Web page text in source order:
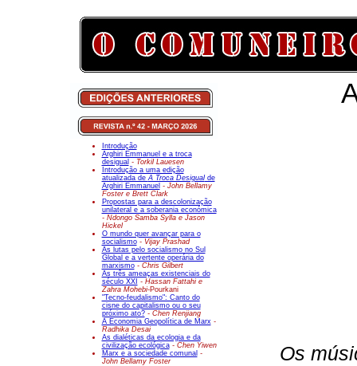
Introdução
Arghiri Emmanuel e a troca
desigual - Torkil Lauesen
Introdução a uma edição
atualizada deA Troca Desigualde
Arghiri Emmanuel - John Bellamy
Foster e Brett Clark
Propostas para a descolonização
unilateral e a soberania económica
- Ndongo Samba Sylla e Jason
Hickel
O mundo quer avançar para o
socialismo- Vijay Prashad
As lutas pelo socialismo no Sul
Global e a vertente operária do
marxismo- Chris Gilbert
As três ameaças existenciais do
século XXI - Hassan Fattahi e
Zahra Mohebi-Pourkani
"Tecno-feudalismo": Canto do
cisne do capitalismo ou o seu
próximo ato? - Chen Renjiang
A Economia Geopolítica de Marx-
Radhika Desai
As dialéticas da ecologia e da
civilização ecológica - Chen Yiwen
Marx e a sociedade comunal -
John Bellamy Foster
Os